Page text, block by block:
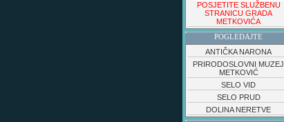
POSJETITE SLUŽBENU
STRANICU GRADA
METKOVIĆA
POGLEDAJTE
ANTIČKA NARONA
PRIRODOSLOVNI MUZEJ
METKOVIĆ
SELO VID
SELO PRUD
DOLINA NERETVE